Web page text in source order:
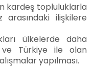
kardeş topluluklarla
ilişkilere
ülkelerde daha
Türkiye ile olan
yapılması.